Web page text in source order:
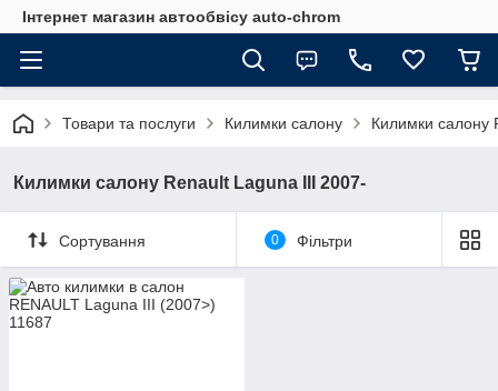
Інтернет магазин автообвісу auto-chrom
Товари та послуги Килимки салону Килимки салону
Килимки салону Renault Laguna III 2007-
Сортування 0 Фільтри